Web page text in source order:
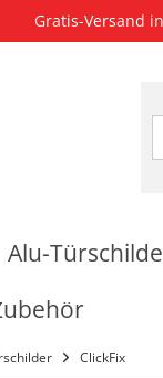
Gratis-Versand
Alu-
ClickFix